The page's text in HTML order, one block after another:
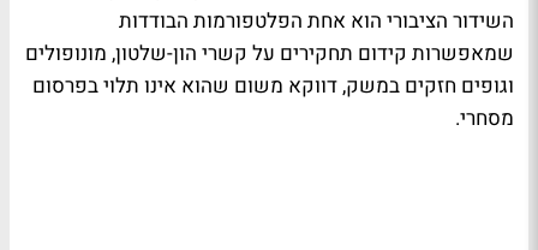
השידור הציבורי הוא אחת הפלטפורמות הבודדות
שמאפשרות קידום תחקירים על קשרי הון-שלטון, מונופולים
וגופים חזקים במשק, דווקא משום שהוא אינו תלוי בפרסום
מסחרי.